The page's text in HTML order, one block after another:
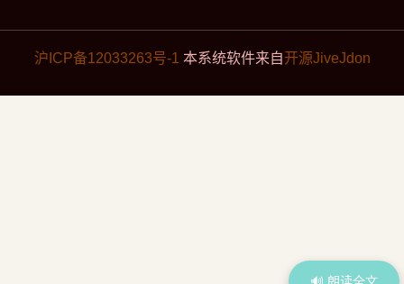
沪ICP备12033263号-1 本系统软件来自开源JiveJdon